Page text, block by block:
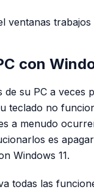
ventanas trabajos
con
de su PC a veces
teclado no
a menudo
es
Windows 11.
todas las